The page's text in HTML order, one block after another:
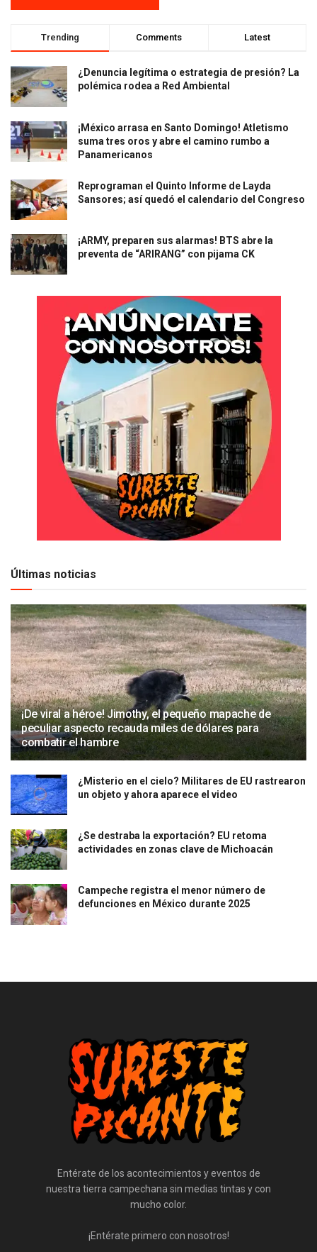
Trending Comments Latest
¿Denuncia legítima o estrategia de presión? La
polémica rodea a Red Ambiental
¡México arrasa en Santo Domingo! Atletismo
suma tres oros y abre el camino rumbo a
Panamericanos
Reprograman el Quinto Informe de Layda
Sansores; así quedó el calendario del Congreso
¡ARMY, preparen sus alarmas! BTS abre la
preventa de “ARIRANG” con pijama CK
Últimas noticias
¡De viral a héroe! Jimothy, el pequeño mapache de
peculiar aspecto recauda miles de dólares para
combatir el hambre
¿Misterio en el cielo? Militares de EU rastrearon
un objeto y ahora aparece el video
¿Se destraba la exportación? EU retoma
actividades en zonas clave de Michoacán
Campeche registra el menor número de
defunciones en México durante 2025
Entérate de los acontecimientos y eventos de
nuestra tierra campechana sin medias tintas y con
mucho color.
¡Entérate primero con nosotros!